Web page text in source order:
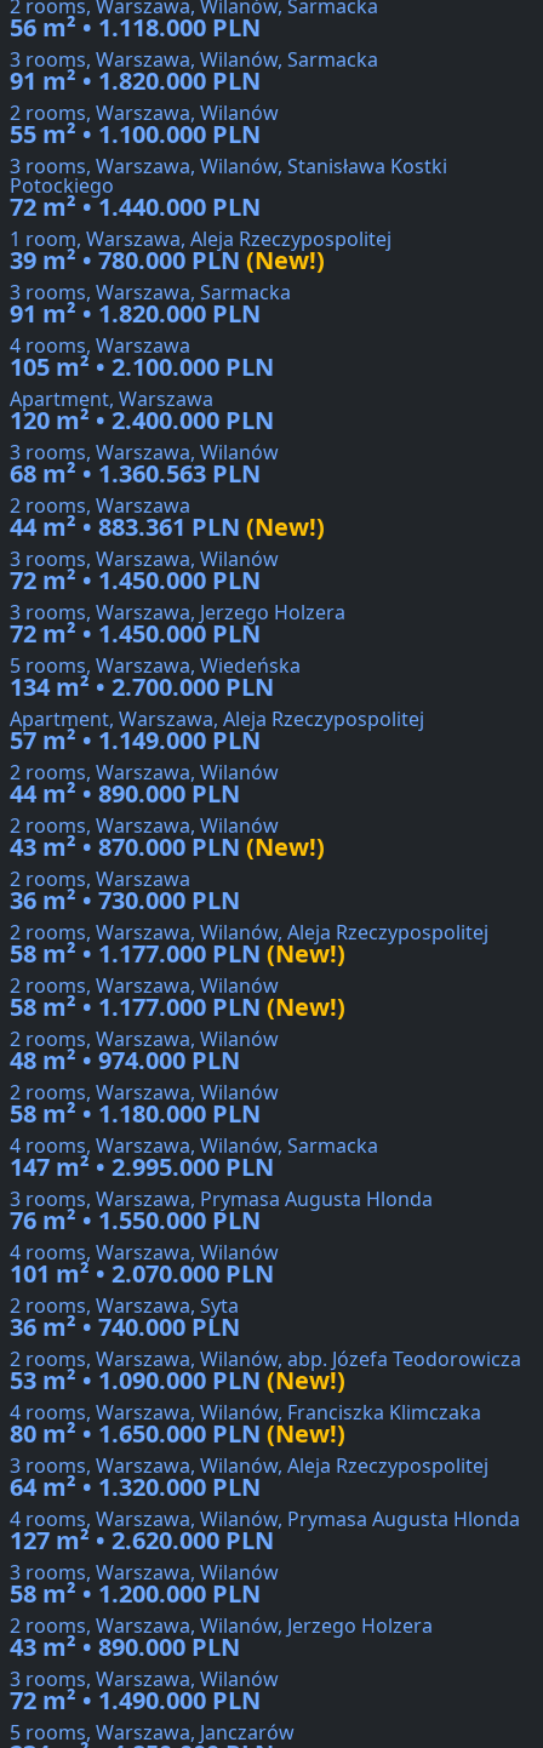
2 rooms, Warszawa, Wilanów, Sarmacka
56 m² • 1.118.000 PLN
3 rooms, Warszawa, Wilanów, Sarmacka
91 m² • 1.820.000 PLN
2 rooms, Warszawa, Wilanów
55 m² • 1.100.000 PLN
3 rooms, Warszawa, Wilanów, Stanisława Kostki
Potockiego
72 m² • 1.440.000 PLN
1 room, Warszawa, Aleja Rzeczypospolitej
39 m² • 780.000 PLN (New!)
3 rooms, Warszawa, Sarmacka
91 m² • 1.820.000 PLN
4 rooms, Warszawa
105 m² • 2.100.000 PLN
Apartment, Warszawa
120 m² • 2.400.000 PLN
3 rooms, Warszawa, Wilanów
68 m² • 1.360.563 PLN
2 rooms, Warszawa
44 m² • 883.361 PLN (New!)
3 rooms, Warszawa, Wilanów
72 m² • 1.450.000 PLN
3 rooms, Warszawa, Jerzego Holzera
72 m² • 1.450.000 PLN
5 rooms, Warszawa, Wiedeńska
134 m² • 2.700.000 PLN
Apartment, Warszawa, Aleja Rzeczypospolitej
57 m² • 1.149.000 PLN
2 rooms, Warszawa, Wilanów
44 m² • 890.000 PLN
2 rooms, Warszawa, Wilanów
43 m² • 870.000 PLN (New!)
2 rooms, Warszawa
36 m² • 730.000 PLN
2 rooms, Warszawa, Wilanów, Aleja Rzeczypospolitej
58 m² • 1.177.000 PLN (New!)
2 rooms, Warszawa, Wilanów
58 m² • 1.177.000 PLN (New!)
2 rooms, Warszawa, Wilanów
48 m² • 974.000 PLN
2 rooms, Warszawa, Wilanów
58 m² • 1.180.000 PLN
4 rooms, Warszawa, Wilanów, Sarmacka
147 m² • 2.995.000 PLN
3 rooms, Warszawa, Prymasa Augusta Hlonda
76 m² • 1.550.000 PLN
4 rooms, Warszawa, Wilanów
101 m² • 2.070.000 PLN
2 rooms, Warszawa, Syta
36 m² • 740.000 PLN
2 rooms, Warszawa, Wilanów, abp. Józefa Teodorowicza
53 m² • 1.090.000 PLN (New!)
4 rooms, Warszawa, Wilanów, Franciszka Klimczaka
80 m² • 1.650.000 PLN (New!)
3 rooms, Warszawa, Wilanów, Aleja Rzeczypospolitej
64 m² • 1.320.000 PLN
4 rooms, Warszawa, Wilanów, Prymasa Augusta Hlonda
127 m² • 2.620.000 PLN
3 rooms, Warszawa, Wilanów
58 m² • 1.200.000 PLN
2 rooms, Warszawa, Wilanów, Jerzego Holzera
43 m² • 890.000 PLN
3 rooms, Warszawa, Wilanów
72 m² • 1.490.000 PLN
5 rooms, Warszawa, Janczarów